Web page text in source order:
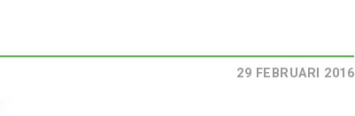
29 FEBRUARI 2016